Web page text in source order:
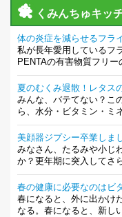
くみんちゅキッ
体の炎症を減らせるフラ
私が長年愛用しているフ
PENTAの有害物質フリ
夏のむくみ退散！レタス
みんな、バテてない？こ
ら、水分・ビタミン・ミ
美顔器ジプシー卒業しま
みなさん、たるみや小じ
か？更年期に突入してさ
春の健康に必要なのはビ
春になると、外に出かけ
なる。春になると、新し